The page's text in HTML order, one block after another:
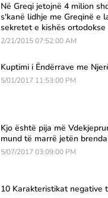
Në Greqi jetojnë 4 milion
s'kanë lidhje me Greqinë e
sekretet e kishës ortodokse
2/21/2015 07:52:00 AM
Kuptimi i Ëndërrave me
5/01/2017 11:53:00 PM
Kjo është pija më
mund të marrë jetën
5/07/2017 03:09:00 PM
10 Karakteristikat negative